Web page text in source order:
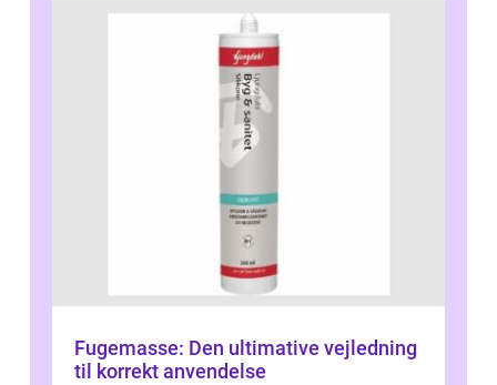
Fugemasse: Den ultimative vejledning
til korrekt anvendelse